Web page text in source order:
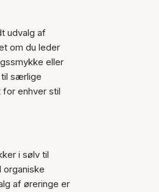
udvalg af
om du leder
eller
særlige
for enhver stil
i sølv til
organiske
af øreringe er